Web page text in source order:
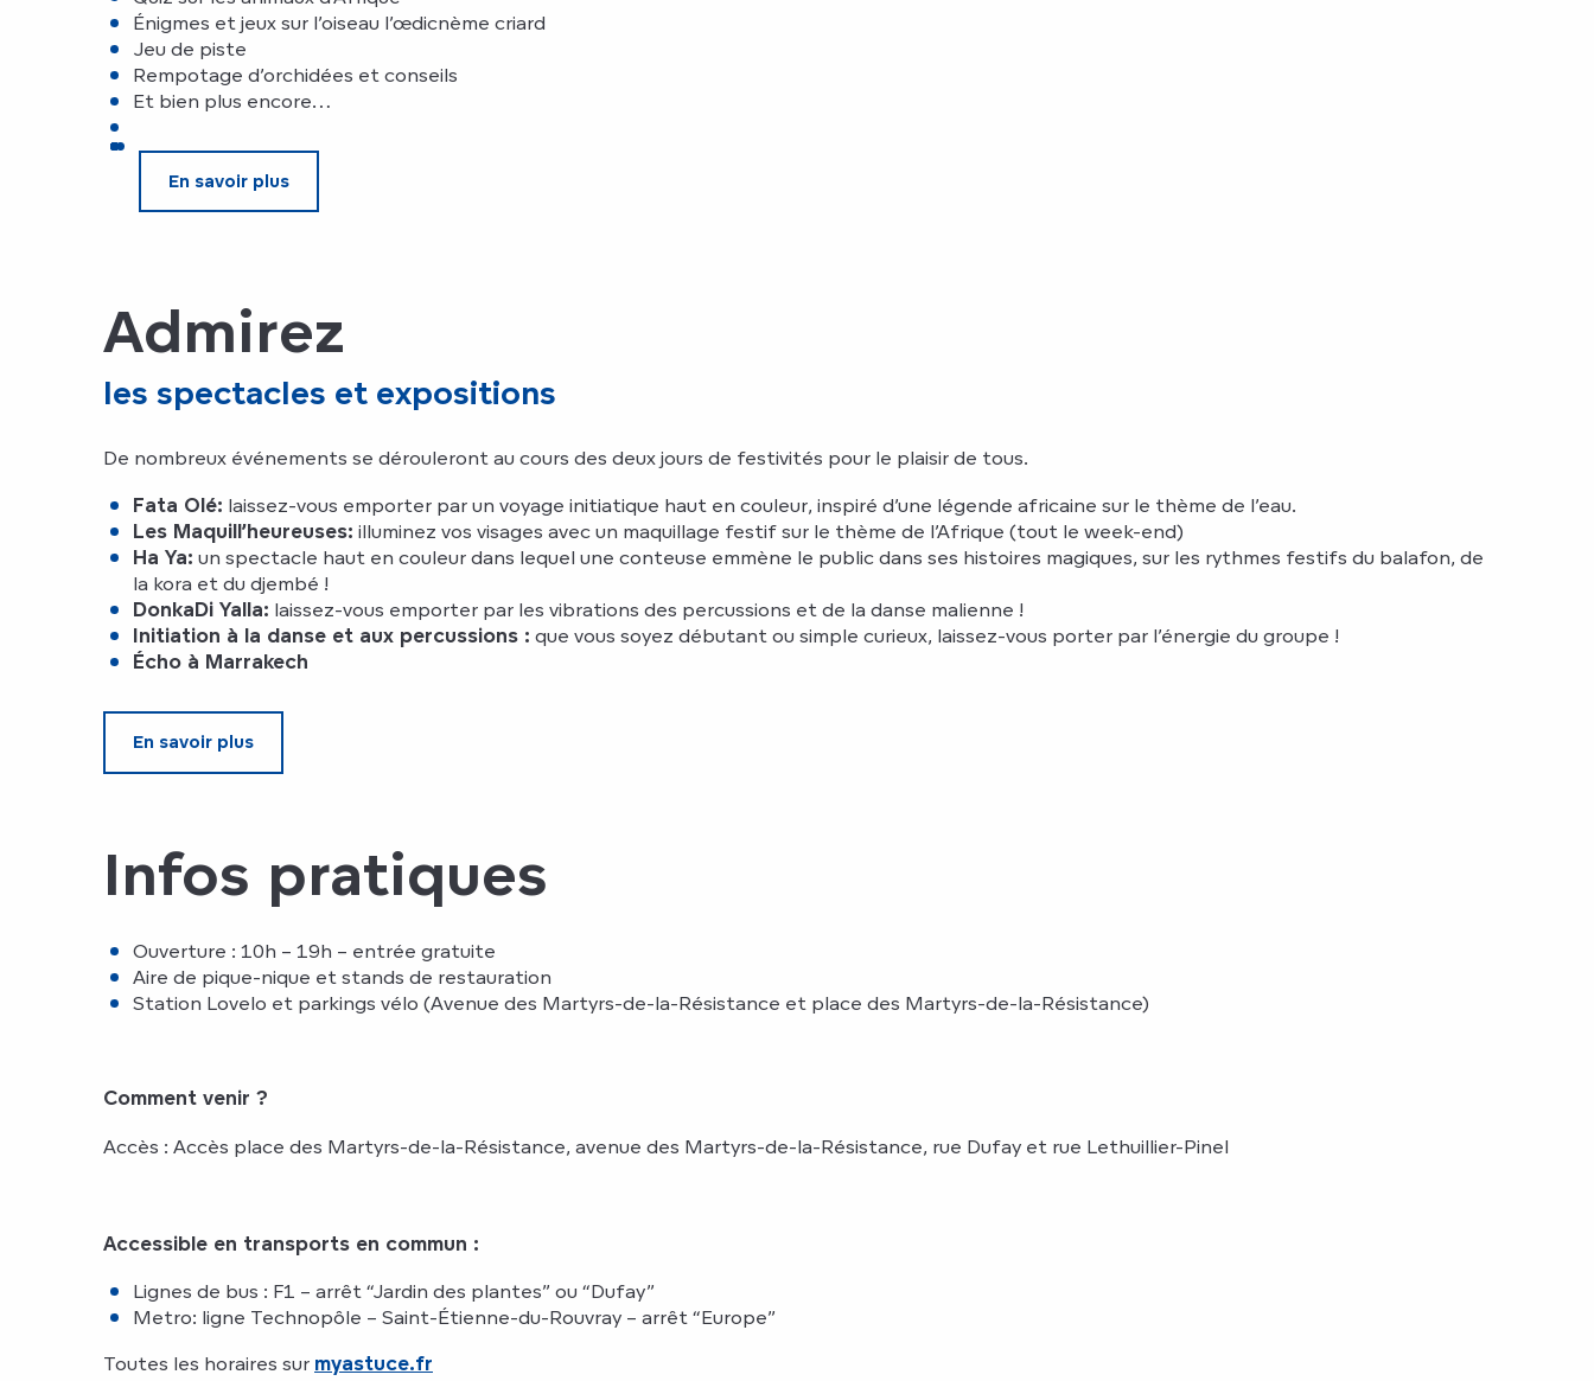
Énigmes et jeux sur l’oiseau l’œdicnème criard
Jeu de piste
Rempotage d’orchidées et conseils
Et bien plus encore…
En savoir plus
Admirez
les spectacles et expositions
De nombreux événements se dérouleront au cours des deux jours de festivités pour le plaisir de tous.
Fata Olé: laissez-vous emporter par un voyage initiatique haut en couleur, inspiré d’une légende africaine sur le thème de l’eau.
Les Maquill’heureuses: illuminez vos visages avec un maquillage festif sur le thème de l’Afrique (tout le week-end)
Ha Ya: un spectacle haut en couleur dans lequel une conteuse emmène le public dans ses histoires magiques, sur les rythmes festifs du balafon, de
la kora et du djembé !
DonkaDi Yalla: laissez-vous emporter par les vibrations des percussions et de la danse malienne !
Initiation à la danse et aux percussions : que vous soyez débutant ou simple curieux, laissez-vous porter par l’énergie du groupe !
Écho à Marrakech
En savoir plus
Infos pratiques
Ouverture : 10h – 19h – entrée gratuite
Aire de pique-nique et stands de restauration
Station Lovelo et parkings vélo (Avenue des Martyrs-de-la-Résistance et place des Martyrs-de-la-Résistance)
Comment venir ?
Accès : Accès place des Martyrs-de-la-Résistance, avenue des Martyrs-de-la-Résistance, rue Dufay et rue Lethuillier-Pinel
Accessible en transports en commun :
Lignes de bus : F1 – arrêt “Jardin des plantes” ou “Dufay”
Metro: ligne Technopôle – Saint-Étienne-du-Rouvray – arrêt “Europe”
Toutes les horaires sur myastuce.fr